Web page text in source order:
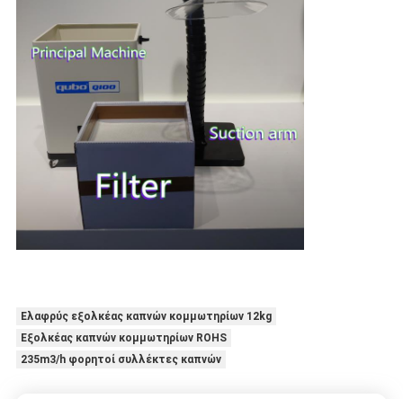
Ελαφρύς εξολκέας καπνών κομμωτηρίων 12kg
Εξολκέας καπνών κομμωτηρίων ROHS
235m3/h φορητοί συλλέκτες καπνών